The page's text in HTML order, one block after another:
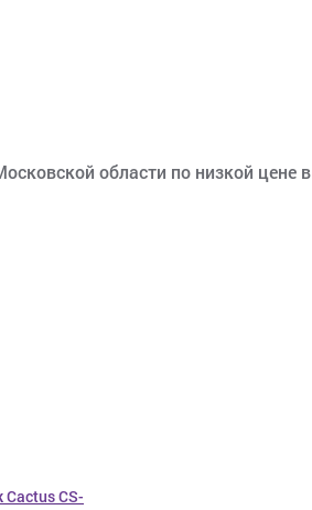
области по низкой цене в
CS-